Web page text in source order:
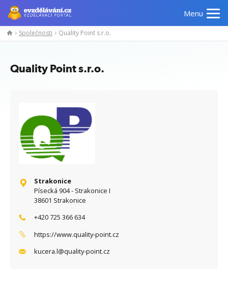
Menu
Manažerské
Společnosti Quality Point s.r.o.
Quality Point s.r.o.
Strakonice
Písecká 904 - Strakonice I
38601 Strakonice
+420 725 366 634
https://www.quality-point.cz
kucera.l@quality-point.cz